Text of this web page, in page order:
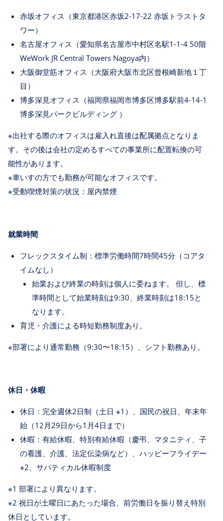
赤坂オフィス（東京都港区赤坂2-17-22 赤坂トラストタ
ワー）
名古屋オフィス（愛知県名古屋市中村区名駅1-1-4 50階
WeWork JR Central Towers Nagoya内）
大阪御堂筋オフィス（大阪府大阪市北区曾根崎新地１丁
目）
博多深見オフィス（福岡県福岡市博多区博多駅前4-14-1
博多深見パークビルディング ）
※出社する際のオフィスは雇入れ直後は配属拠点となりま
す。その後は会社の定めるすべての事業所に配置転換の可
能性があります。
※車いすの方でも勤務が可能なオフィスです。
※受動喫煙対策の状況：屋内禁煙
就業時間
フレックスタイム制：標準労働時間7時間45分（コアタ
イムなし）
始業および終業の時刻は個人に委ねます。 但し、標
準時間として始業時刻は9:30、終業時刻は18:15と
なります。
育児・介護による時短勤務制度あり。
※部署により通常勤務（9:30〜18:15）、シフト勤務あり。
休日・休暇
休日：完全週休2日制（土日 ※1）、国民の祝日、年末年
始（12月29日から1月4日まで）
休暇：有給休暇、特別有給休暇（慶弔、マタニティ、子
の看護、介護、法定伝染病など）、ハッピーフライデー
※2、サバティカル休暇制度
※1 部署により異なります。
※2 祝日が土曜日にあたった場合、前労働日を振り替え特別
休日としています。